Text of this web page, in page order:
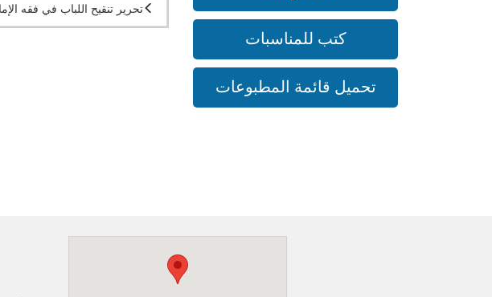
تحرير تنقيح اللباب في فقه
كتب للمناسبات
تحميل قائمة المطبوعات